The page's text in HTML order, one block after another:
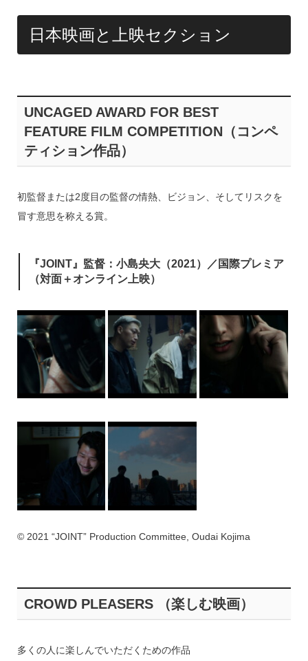
日本映画と上映セクション
UNCAGED AWARD FOR BEST
FEATURE FILM COMPETITION（コンペ
ティション作品）
初監督または2度目の監督の情熱、ビジョン、そしてリスクを
冒す意思を称える賞。
『JOINT』監督：小島央大（2021）／国際プレミア
（対面＋オンライン上映）
© 2021 “JOINT” Production Committee, Oudai Kojima
CROWD PLEASERS （楽しむ映画）
多くの人に楽しんでいただくための作品